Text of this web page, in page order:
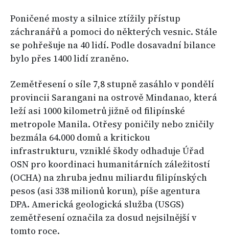
Poničené mosty a silnice ztížily přístup
záchranářů a pomoci do některých vesnic. Stále
se pohřešuje na 40 lidí. Podle dosavadní bilance
bylo přes 1400 lidí zraněno.
Zemětřesení o síle 7,8 stupně zasáhlo v pondělí
provincii Sarangani na ostrově Mindanao, která
leží asi 1000 kilometrů jižně od filipínské
metropole Manila. Otřesy poničily nebo zničily
bezmála 64.000 domů a kritickou
infrastrukturu, vzniklé škody odhaduje Úřad
OSN pro koordinaci humanitárních záležitostí
(OCHA) na zhruba jednu miliardu filipínských
pesos (asi 338 milionů korun), píše agentura
DPA. Americká geologická služba (USGS)
zemětřesení označila za dosud nejsilnější v
tomto roce.